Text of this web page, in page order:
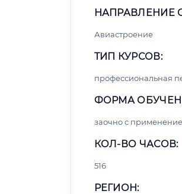
НАПРАВЛЕНИЕ
Авиастроение
ТИП КУРСОВ:
профессиональная
ФОРМА
заочно с
КОЛ-ВО ЧАСОВ:
516
РЕГИОН: